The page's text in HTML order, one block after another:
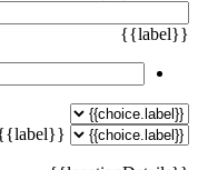
{{label}}
{{label}}